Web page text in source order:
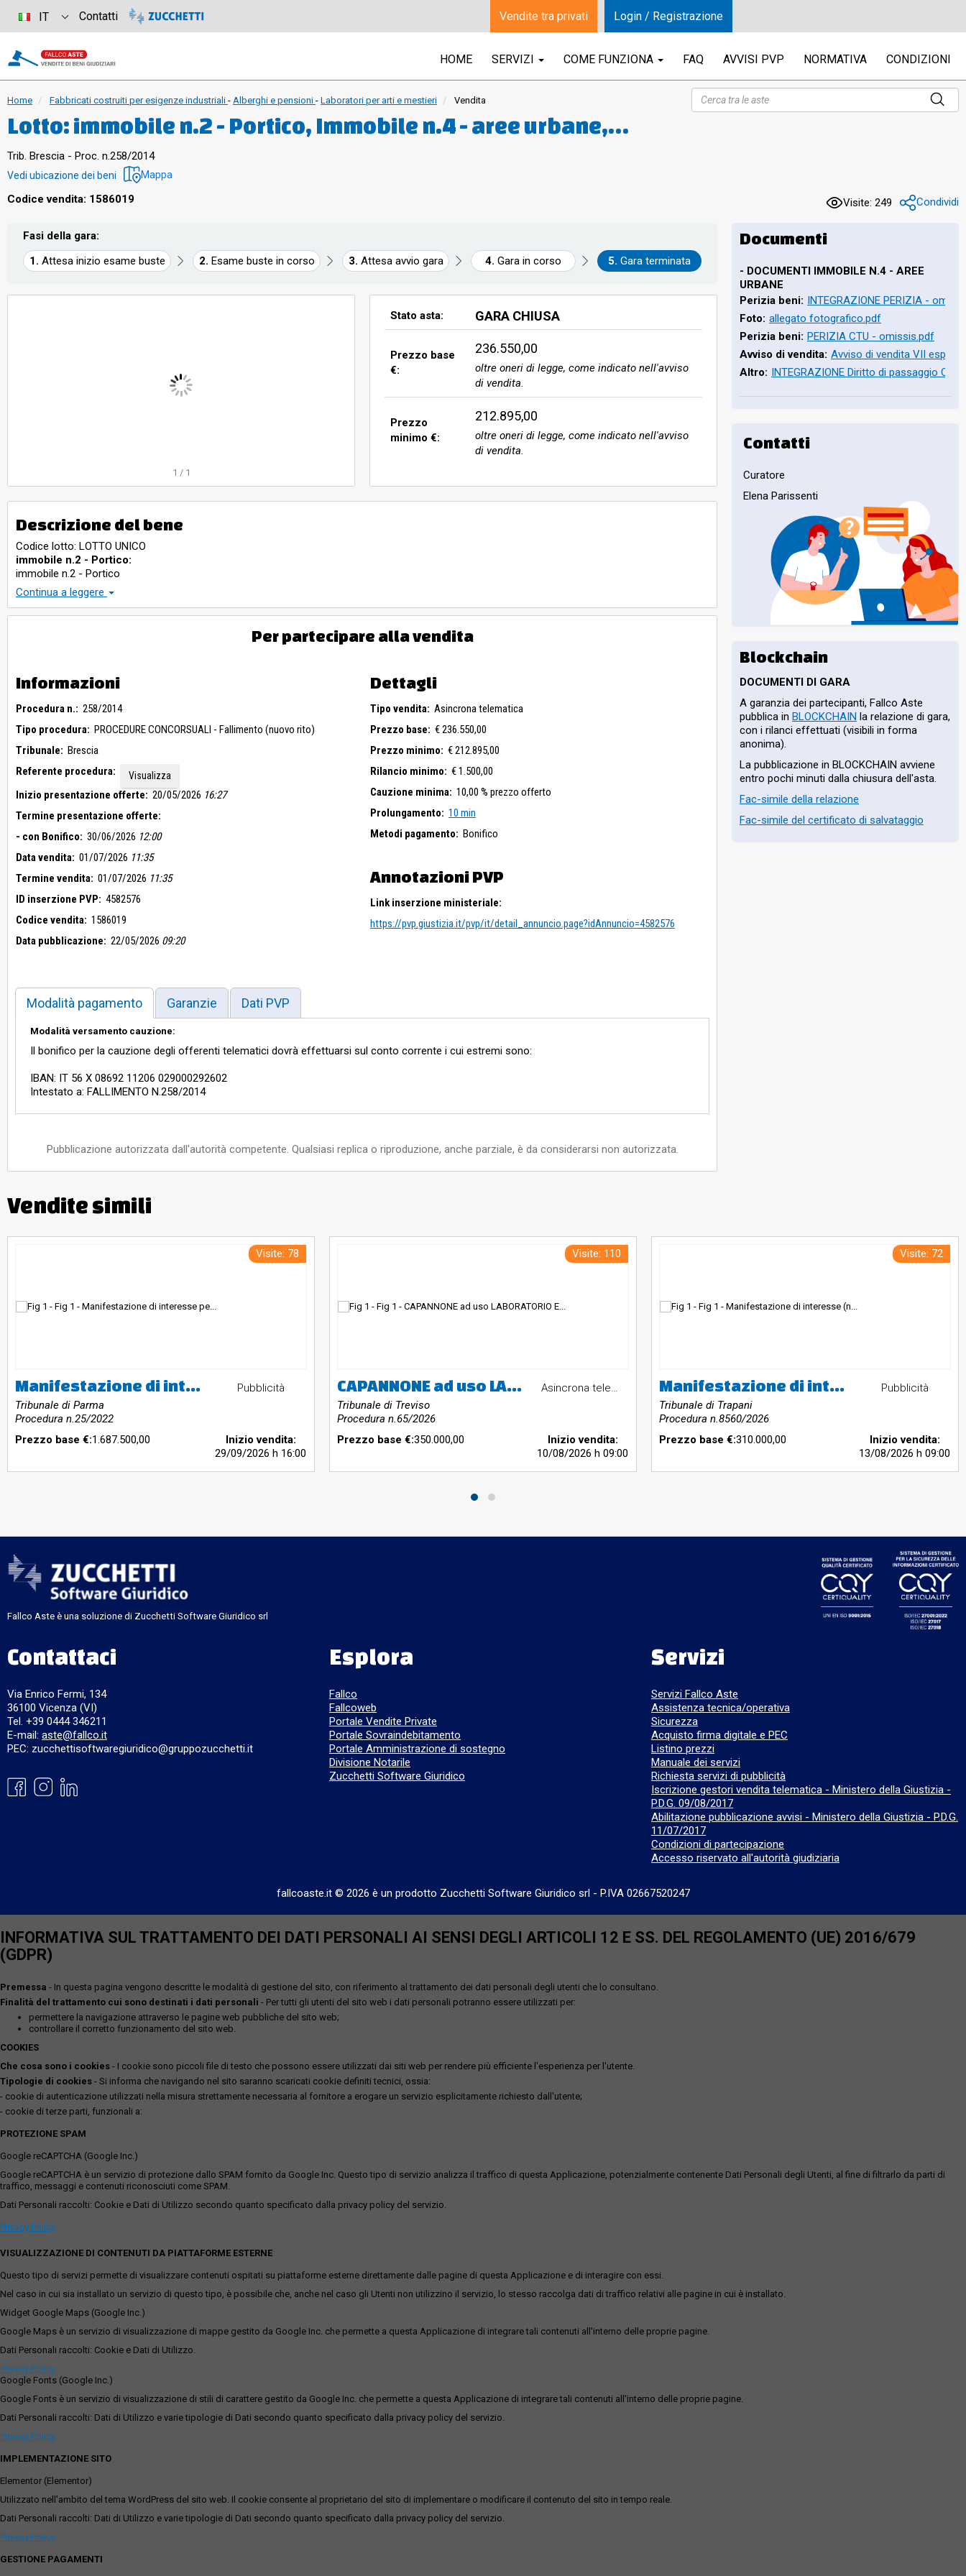
HOME SERVIZI COME FUNZIONA FAQ AVVISI PVP NORMATIVA CONDIZIONI
Home Fabbricati costruiti per esigenze industriali - Alberghi e pensioni - Laboratori per arti e mestieri Vendita
Lotto: immobile n.2 - Portico, Immobile n.4 - aree urbane,
Immobile n.1 - Laboratorio, Immobile n.3 - Laboratorio
Trib. Brescia - Proc. n.258/2014
Vedi ubicazione dei beni Mappa
Codice vendita: 1586019 Visite: 249 Condividi
Fasi della gara:
Attesa inizio esame buste
Esame buste in corso Attesa avvio gara Gara in corso Gara terminata
1 / 1
Stato asta: GARA CHIUSA
Prezzo base
€:
236.550,00
oltre oneri di legge, come indicato nell'avviso
di vendita.
Prezzo
minimo €:
212.895,00
oltre oneri di legge, come indicato nell'avviso
di vendita.
Descrizione del bene
Codice lotto: LOTTO UNICO
immobile n.2 - Portico:
immobile n.2 - Portico
Immobile n.4 - aree urbane:
Immobile n.4 - aree urbane
Immobile n.1 - Laboratorio:
Continua a leggere
Per partecipare alla vendita
Informazioni
Procedura n.: 258/2014
Tipo procedura: PROCEDURE CONCORSUALI - Fallimento (nuovo rito)
Tribunale: Brescia
Referente procedura:
Visualizza
Inizio presentazione offerte: 20/05/2026 16:27
Termine presentazione offerte:
- con Bonifico: 30/06/2026 12:00
Data vendita: 01/07/2026 11:35
Termine vendita: 01/07/2026 11:35
ID inserzione PVP: 4582576
Codice vendita: 1586019
Data pubblicazione: 22/05/2026 09:20
Dettagli
Tipo vendita: Asincrona telematica
Prezzo base: € 236.550,00
Prezzo minimo: € 212.895,00
Rilancio minimo: € 1.500,00
Cauzione minima: 10,00 % prezzo offerto
Prolungamento: 10 min
Metodi pagamento: Bonifico
Annotazioni PVP
Link inserzione ministeriale:
https://pvp.giustizia.it/pvp/it/detail_annuncio.page?idAnnuncio=4582576
Modalità pagamento Garanzie Dati PVP
Modalità versamento cauzione:
Il bonifico per la cauzione degli offerenti telematici dovrà effettuarsi sul conto corrente i cui estremi sono:
IBAN: IT 56 X 08692 11206 029000292602
Intestato a: FALLIMENTO N.258/2014
Pubblicazione autorizzata dall'autorità competente. Qualsiasi replica o riproduzione, anche parziale, è da considerarsi non autorizzata.
Documenti
- DOCUMENTI IMMOBILE N.4 - AREE
URBANE
Perizia beni: INTEGRAZIONE PERIZIA -
Foto: allegato fotografico.pdf
Perizia beni: PERIZIA CTU - omissis.pdf
Avviso di vendita: Avviso di vendita VII esp.pdf
Altro: INTEGRAZIONE Diritto di passaggio
Contatti
Curatore
Elena Parissenti
Blockchain
DOCUMENTI DI GARA
A garanzia dei partecipanti, Fallco Aste
pubblica in BLOCKCHAIN la relazione di gara,
con i rilanci effettuati (visibili in forma
anonima).
La pubblicazione in BLOCKCHAIN avviene
entro pochi minuti dalla chiusura dell'asta.
Fac-simile della relazione
Fac-simile del certificato di salvataggio
Vendite simili
Visite: 78
Manifestazione di interesse per complesso industriale con opificio, fabbricati accessori e ampia area pertinenziale in Colledara
Tribunale di Parma
Procedura n.25/2022
Pubblicità
Prezzo base €:1.687.500,00
Inizio vendita:
29/09/2026h 16:00
Visite: 110
CAPANNONE ad uso LABORATORIO E MAGAZZINI ARTIGIANALI sito nel Comune di Zero Branco (TV)
Tribunale di Treviso
Procedura n.65/2026
Asincrona telematica
Prezzo base €:350.000,00
Inizio vendita:
10/08/2026h 09:00
Visite: 72
Manifestazione di interesse (non vincolante) per immobile ubicato nel Comune di Trapani
Tribunale di Trapani
Procedura n.8560/2026
Pubblicità
Prezzo base €:310.000,00
Inizio vendita:
13/08/2026h 09:00
Fallco Aste è una soluzione di Zucchetti Software Giuridico srl
Contattaci
Via Enrico Fermi, 134
36100 Vicenza (VI)
Tel. +39 0444 346211
E-mail: aste@fallco.it
PEC: zucchettisoftwaregiuridico@gruppozucchetti.it
Esplora
Fallco
Fallcoweb
Portale Vendite Private
Portale Sovraindebitamento
Portale Amministrazione di sostegno
Divisione Notarile
Zucchetti Software Giuridico
Servizi
Servizi Fallco Aste
Assistenza tecnica/operativa
Sicurezza
Acquisto firma digitale e PEC
Listino prezzi
Manuale dei servizi
Richiesta servizi di pubblicità
Iscrizione gestori vendita telematica - Ministero della Giustizia -
P.D.G. 09/08/2017
Abilitazione pubblicazione avvisi - Ministero della Giustizia - P.D.G.
11/07/2017
Condizioni di partecipazione
Accesso riservato all'autorità giudiziaria
fallcoaste.it © 2026 è un prodotto Zucchetti Software Giuridico srl - P.IVA 02667520247
IT Contatti Vendite tra privati Login / Registrazione
INFORMATIVA SUL TRATTAMENTO DEI DATI PERSONALI AI SENSI DEGLI ARTICOLI 12 E SS. DEL REGOLAMENTO (UE) 2016/679
(GDPR)
Premessa - In questa pagina vengono descritte le modalità di gestione del sito, con riferimento al trattamento dei dati personali degli utenti che lo consultano.
Finalità del trattamento cui sono destinati i dati personali - Per tutti gli utenti del sito web i dati personali potranno essere utilizzati per:
permettere la navigazione attraverso le pagine web pubbliche del sito web;
controllare il corretto funzionamento del sito web.
COOKIES
Che cosa sono i cookies - I cookie sono piccoli file di testo che possono essere utilizzati dai siti web per rendere più efficiente l'esperienza per l'utente.
Tipologie di cookies - Si informa che navigando nel sito saranno scaricati cookie definiti tecnici, ossia:
- cookie di autenticazione utilizzati nella misura strettamente necessaria al fornitore a erogare un servizio esplicitamente richiesto dall'utente;
- cookie di terze parti, funzionali a:
PROTEZIONE SPAM
Google reCAPTCHA (Google Inc.)
Google reCAPTCHA è un servizio di protezione dallo SPAM fornito da Google Inc. Questo tipo di servizio analizza il traffico di questa Applicazione, potenzialmente contenente Dati Personali degli Utenti, al fine di filtrarlo da parti di
traffico, messaggi e contenuti riconosciuti come SPAM.
Dati Personali raccolti: Cookie e Dati di Utilizzo secondo quanto specificato dalla privacy policy del servizio.
Privacy Policy
VISUALIZZAZIONE DI CONTENUTI DA PIATTAFORME ESTERNE
Questo tipo di servizi permette di visualizzare contenuti ospitati su piattaforme esterne direttamente dalle pagine di questa Applicazione e di interagire con essi.
Nel caso in cui sia installato un servizio di questo tipo, è possibile che, anche nel caso gli Utenti non utilizzino il servizio, lo stesso raccolga dati di traffico relativi alle pagine in cui è installato.
Widget Google Maps (Google Inc.)
Google Maps è un servizio di visualizzazione di mappe gestito da Google Inc. che permette a questa Applicazione di integrare tali contenuti all'interno delle proprie pagine.
Dati Personali raccolti: Cookie e Dati di Utilizzo.
Privacy Policy
Google Fonts (Google Inc.)
Google Fonts è un servizio di visualizzazione di stili di carattere gestito da Google Inc. che permette a questa Applicazione di integrare tali contenuti all'interno delle proprie pagine.
Dati Personali raccolti: Dati di Utilizzo e varie tipologie di Dati secondo quanto specificato dalla privacy policy del servizio.
Privacy Policy
IMPLEMENTAZIONE SITO
Elementor (Elementor)
Utilizzato nell'ambito del tema WordPress del sito web. Il cookie consente al proprietario del sito di implementare o modificare il contenuto del sito in tempo reale.
Dati Personali raccolti: Dati di Utilizzo e varie tipologie di Dati secondo quanto specificato dalla privacy policy del servizio.
Privacy Policy
GESTIONE PAGAMENTI